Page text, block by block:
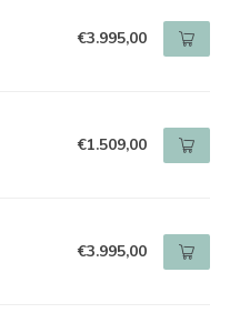
€3.995,00
€1.509,00
€3.995,00